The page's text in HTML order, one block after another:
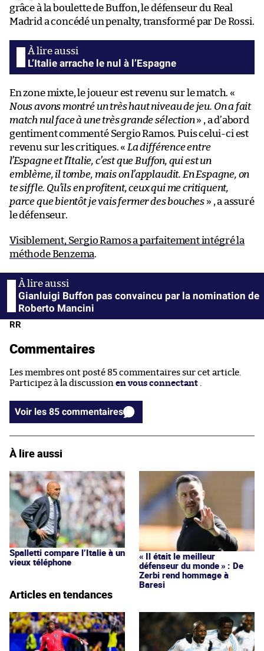
grâce à la boulette de Buffon, le défenseur du Real
Madrid a concédé un penalty, transformé par De Rossi.
L’Italie arrache le nul à l’Espagne
En zone mixte, le joueur est revenu sur le match. «
Nous avons montré un très haut niveau de jeu. On a fait
match nul face à une très grande sélection» , a d’abord
gentiment commenté Sergio Ramos. Puis celui-ci est
revenu sur les critiques. « La différence entre
l’Espagne et l’Italie, c’est que Buffon, qui est un
emblème, il tombe, mais on l’applaudit. En Espagne, on
te siffle. Qu’ils en profitent, ceux qui me critiquent,
parce que bientôt je vais fermer des bouches » , a assuré
le défenseur.
Visiblement, Sergio Ramos a parfaitement intégré la
méthode Benzema.
Gianluigi Buffon pas convaincu par la nomination de
Roberto Mancini
RR
Commentaires
Les membres ont posté 85 commentaires sur cet article.
Participez à la discussion en vous connectant
Voir les 85 commentaires
À lire aussi
Spalletti compare l’Italie à un
vieux téléphone
« Il était le meilleur
défenseur du monde » : De
Zerbi rend hommage à
Baresi
Articles en tendances